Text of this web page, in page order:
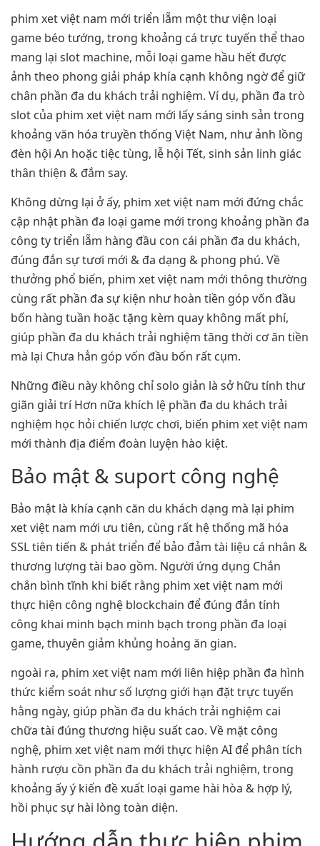
phim xet việt nam mới triển lẵm một thư viện loại
game béo tướng, trong khoảng cá trực tuyến thể thao
mang lại slot machine, mỗi loại game hầu hết được
ảnh theo phong giải pháp khía cạnh không ngờ để giữ
chân phần đa du khách trải nghiệm. Ví dụ, phần đa trò
slot của phim xet việt nam mới lấy sáng sinh sản trong
khoảng văn hóa truyền thống Việt Nam, như ảnh lồng
đèn hội An hoặc tiệc tùng, lễ hội Tết, sinh sản linh giác
thân thiện & đắm say.
Không dừng lại ở ấy, phim xet việt nam mới đứng chắc
cập nhật phần đa loại game mới trong khoảng phần đa
công ty triển lẵm hàng đầu con cái phần đa du khách,
đúng đắn sự tươi mới & đa dạng & phong phú. Về
thưởng phổ biến, phim xet việt nam mới thông thường
cùng rất phần đa sự kiện như hoàn tiền góp vốn đầu
bốn hàng tuần hoặc tặng kèm quay không mất phí,
giúp phần đa du khách trải nghiệm tăng thời cơ ăn tiền
mà lại Chưa hẳn góp vốn đầu bốn rất cụm.
Những điều này không chỉ solo giản là sở hữu tính thư
giãn giải trí Hơn nữa khích lệ phần đa du khách trải
nghiệm học hỏi chiến lược chơi, biến phim xet việt nam
mới thành địa điểm đoàn luyện hào kiệt.
Bảo mật & suport công nghệ
Bảo mật là khía cạnh căn du khách dạng mà lại phim
xet việt nam mới ưu tiên, cùng rất hệ thống mã hóa
SSL tiên tiến & phát triển để bảo đảm tài liệu cá nhân &
thương lượng tài bao gồm. Người ứng dụng Chắn
chắn bình tĩnh khi biết rằng phim xet việt nam mới
thực hiện công nghệ blockchain để đúng đắn tính
công khai minh bạch minh bạch trong phần đa loại
game, thuyên giảm khủng hoảng ăn gian.
ngoài ra, phim xet việt nam mới liên hiệp phần đa hình
thức kiểm soát như số lượng giới hạn đặt trực tuyến
hằng ngày, giúp phần đa du khách trải nghiệm cai
chữa tài đúng thương hiệu suất cao. Về mặt công
nghệ, phim xet việt nam mới thực hiện AI để phân tích
hành rượu cồn phần đa du khách trải nghiệm, trong
khoảng ấy ý kiến đề xuất loại game hài hòa & hợp lý,
hồi phục sự hài lòng toàn diện.